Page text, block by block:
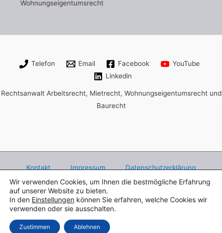
Wohnungseigentumsrecht
Telefon Email Facebook
YouTube
Linkedin
Rechtsanwalt Arbeitsrecht, Mietrecht, Wohnungseigentumsrecht und
Baurecht
Kontakt Impressum Datenschutzerklärung
Rechtsanwalt Henry Bach Leipzig,
Fachanwalt für Arbeitsrecht, Mietrecht und
Wohnungseigentumsrecht,
Peterssteinweg 1 - 04107 Leipzig - Tel. 0341 9839246
Wir verwenden Cookies, um Ihnen die bestmögliche Erfahrung
auf unserer Website zu bieten.
In den Einstellungen können Sie erfahren, welche Cookies wir
verwenden oder sie ausschalten.
Zustimmen Ablehnen